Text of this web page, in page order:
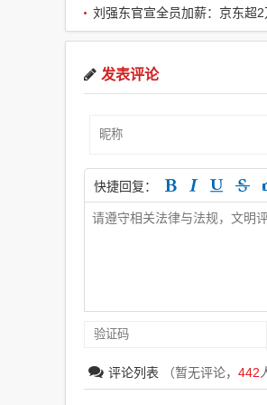
刘强东官宣全员加薪：京东超
发表评论
快捷回复：
评论列表 （暂无评论， 442